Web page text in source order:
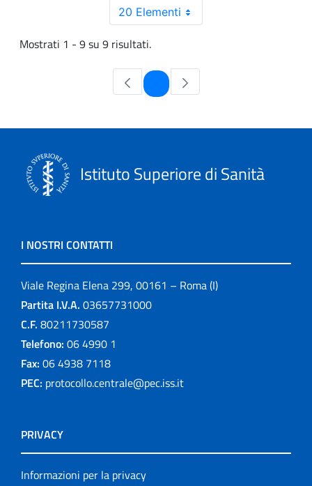
20 Elementi
Mostrati 1 - 9 su 9 risultati.
Pagina
Istituto Superiore di Sanità
I NOSTRI CONTATTI
Viale Regina Elena 299, 00161 – Roma (I)
Partita I.V.A. 03657731000
C.F. 80211730587
Telefono: 06 4990 1
Fax: 06 4938 7118
PEC: protocollo.centrale@pec.iss.it
PRIVACY
Informazioni per la privacy